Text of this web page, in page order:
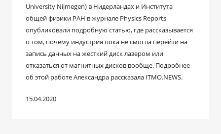
University Nijmegen) в Нидерландах и Института
общей физики РАН в журнале Physics Reports
опубликовали подробную статью, где рассказывается
о том, почему индустрия пока не смогла перейти на
запись данных на жесткий диск лазером или
отказаться от магнитных дисков вообще. Подробнее
об этой работе Александра рассказала ITMO.NEWS.
15.04.2020